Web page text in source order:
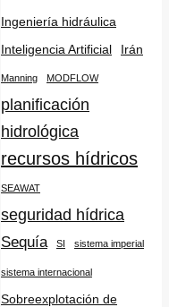
Ingeniería hidráulica
Inteligencia Artificial
Irán
Manning MODFLOW
planificación
hidrológica
recursos hídricos
SEAWAT
seguridad hídrica
Sequía SI sistema imperial
sistema internacional
Sobreexplotación de